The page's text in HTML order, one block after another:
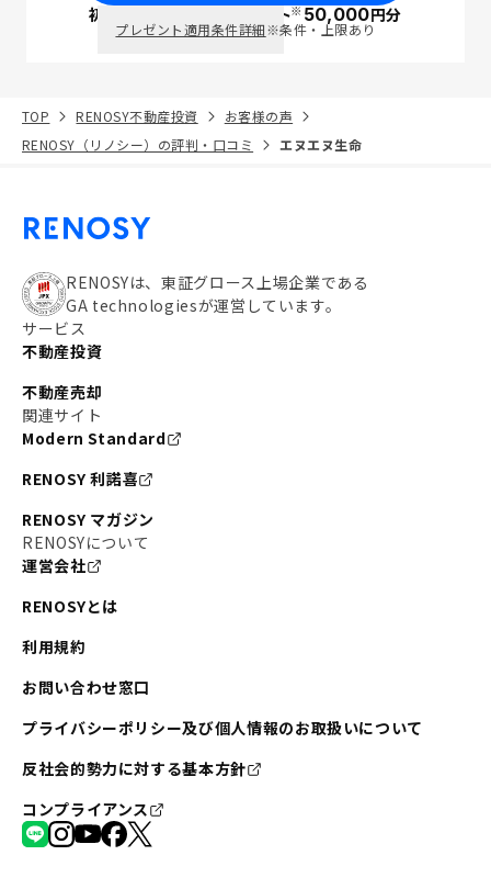
初回面談で ポイント※50,000円分
プレゼント適用条件詳細※条件・上限あり
TOP RENOSY不動産投資
お客様の声
RENOSY（リノシー）の評判・口コミ
エヌエヌ生命
RENOSYは、東証グロース上場企業である
GA technologiesが運営しています。
サービス
不動産投資
不動産売却
関連サイト
Modern Standard
RENOSY 利諾喜
RENOSY マガジン
RENOSYについて
運営会社
RENOSYとは
利用規約
お問い合わせ窓口
プライバシーポリシー及び個人情報のお取扱いについて
反社会的勢力に対する基本方針
コンプライアンス